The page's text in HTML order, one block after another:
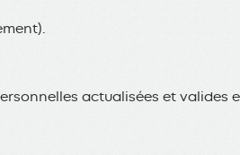
actualisées et